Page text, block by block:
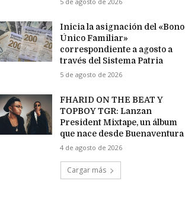
Inicia la asignación del «Bono
Único Familiar»
correspondiente a agosto a
través del Sistema Patria
5 de agosto de 2026
FHARID ON THE BEAT Y
TOPBOY TGR: Lanzan
President Mixtape, un álbum
que nace desde Buenaventura
4 de agosto de 2026
Cargar más